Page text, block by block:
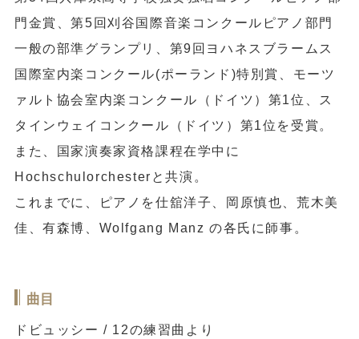
門金賞、第5回刈谷国際音楽コンクールピアノ部門
一般の部準グランプリ、第9回ヨハネスブラームス
国際室内楽コンクール(ポーランド)特別賞、モーツ
ァルト協会室内楽コンクール（ドイツ）第1位、ス
タインウェイコンクール（ドイツ）第1位を受賞。
また、国家演奏家資格課程在学中に
Hochschulorchesterと共演。
これまでに、ピアノを仕舘洋子、岡原慎也、荒木美
佳、有森博、Wolfgang Manz の各氏に師事。
曲目
ドビュッシー / 12の練習曲より